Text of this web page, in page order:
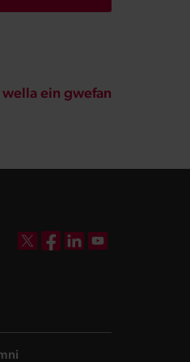
ein gwefan